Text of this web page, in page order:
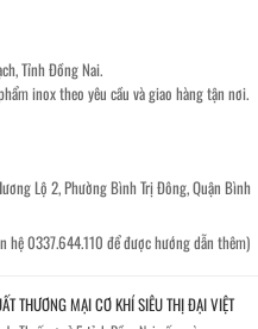
Tỉnh Đồng Nai.
inox theo yêu cầu và giao hàng tận nơi.
Lộ 2, Phường Bình Trị Đông, Quận Bình
hệ 0337.644.110 để được hướng dẫn thêm)
THƯƠNG MẠI CƠ KHÍ SIÊU THỊ ĐẠI VIỆT